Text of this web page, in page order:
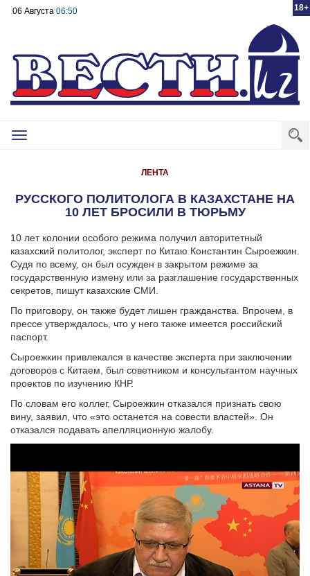
18+
06 Августа 06:50
Toggle
ЛЕНТА
РУССКОГО ПОЛИТОЛОГА В КАЗАХСТАНЕ НА
10 ЛЕТ БРОСИЛИ В ТЮРЬМУ
10 лет колонии особого режима получил авторитетный
казахский политолог, эксперт по Китаю Константин Сыроежкин.
Судя по всему, он был осужден в закрытом режиме за
государственную измену или за разглашение государственных
секретов, пишут казахские СМИ.
По приговору, он также будет лишен гражданства. Впрочем, в
прессе утверждалось, что у него также имеется российский
паспорт.
Сыроежкин привлекался в качестве эксперта при заключении
договоров с Китаем, был советником и консультантом научных
проектов по изучению КНР.
По словам его коллег, Сыроежкин отказался признать свою
вину, заявил, что «это останется на совести властей». Он
отказался подавать апелляционную жалобу.